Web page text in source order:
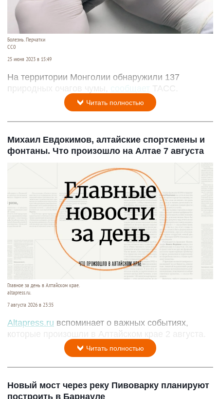
Болезнь. Перчатки
СС0
25 июня 2023 в 15:49
На территории Монголии обнаружили 137
природных очагов чумы,
сообщает ТАСС.
Читать полностью
Михаил Евдокимов, алтайские спортсмены и
фонтаны. Что произошло на Алтае 7 августа
Главное за день в Алтайском крае.
altapress.ru.
7 августа 2026 в 23:35
Altapress.ru вспоминает о важных событиях,
которые произошли в Алтайском крае 2 августа.
Читать полностью
Новый мост через реку Пивоварку планируют
построить в Барнауле